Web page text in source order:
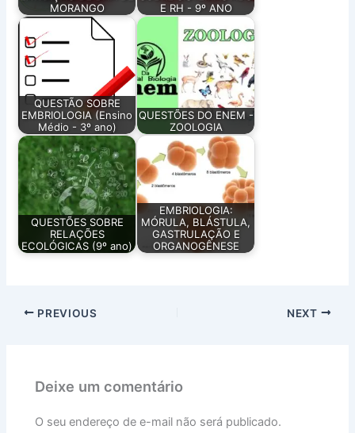
MORANGO
E RH - 9º ANO
QUESTÃO SOBRE
EMBRIOLOGIA (Ensino
Médio - 3º ano)
QUESTÕES DO ENEM -
ZOOLOGIA
QUESTÕES SOBRE
RELAÇÕES
ECOLÓGICAS (9º ano)
EMBRIOLOGIA:
MÓRULA, BLÁSTULA,
GASTRULAÇÃO E
ORGANOGÊNESE
PREVIOUS NEXT
Deixe um comentário
O seu endereço de e-mail não será publicado.